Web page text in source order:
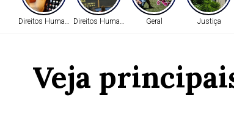
Direitos HumanosDireitos Humanos Geral Justiça
Veja